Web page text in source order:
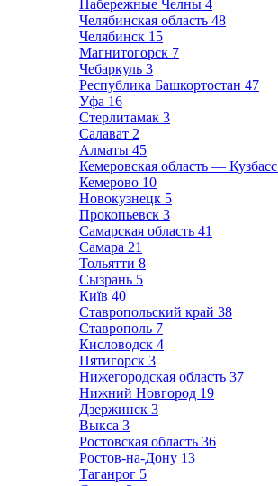
Набережные Челны 4
Челябинская область 48
Челябинск 15
Магнитогорск 7
Чебаркуль 3
Республика Башкортостан 47
Уфа 16
Стерлитамак 3
Салават 2
Алматы 45
Кемеровская область — Кузбасс
Кемерово 10
Новокузнецк 5
Прокопьевск 3
Самарская область 41
Самара 21
Тольятти 8
Сызрань 5
Київ 40
Ставропольский край 38
Ставрополь 7
Кисловодск 4
Пятигорск 3
Нижегородская область 37
Нижний Новгород 19
Дзержинск 3
Выкса 3
Ростовская область 36
Ростов-на-Дону 13
Таганрог 5